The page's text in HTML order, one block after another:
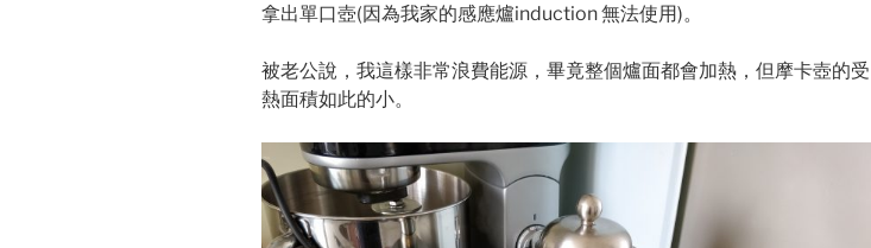
拿出單口壺(因為我家的感應爐induction 無法使用)。
被老公說，我這樣非常浪費能源，畢竟整個爐面都會加熱，但摩卡壺的受
熱面積如此的小。